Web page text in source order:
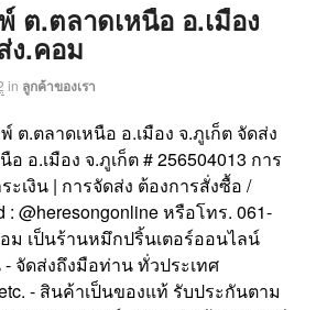
ต.ตลาดเหนือ อ.เมือง
ง.คอม
in ลูกค้าของเรา
ต.ตลาดเหนือ อ.เมือง จ.ภูเก็ต จัดส่ง
อ.เมือง จ.ภูเก็ต # 256504013 การ
เงิน | การจัดส่ง ต้องการสั่งซื้อ /
: @heresongonline หรือโทร. 061-
อม เป็นร้านหมึกปริ้นเตอร์ออนไลน์
จัดส่งถึงมือท่าน ทั่วประเทศ
- สินค้าเป็นของแท้ รับประกันตาม